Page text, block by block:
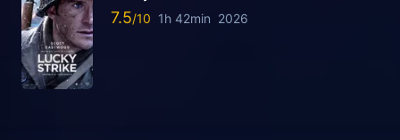
7.5 1h 42min 2026